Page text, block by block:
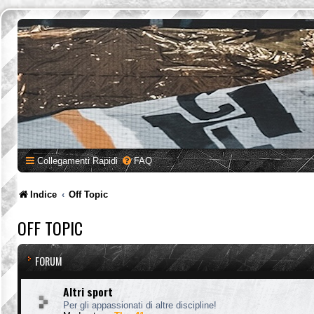
Collegamenti Rapidi FAQ
Indice Off Topic
OFF TOPIC
FORUM
Altri sport
Per gli appassionati di altre discipline!